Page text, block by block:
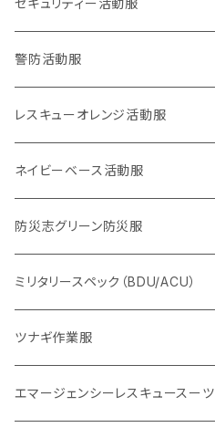
2018西日本豪雨
2016,4熊本地震
2024,1,1 能登半島地震
2024.9,21 能登北部豪雨
KOKONI KITE
オールジャパン支援
操作・資格・技術・技能系
車両系
重機系
体力系
ヘルプセンター系
物資系
サバイバル系
警防活動服
レスキューオレンジ活動服
ネイビーベース活動服
防災志グリーン防災服
ミリタリースペック（BDU/ACU）
ツナギ作業服
エマージェンシーレスキュースーツ